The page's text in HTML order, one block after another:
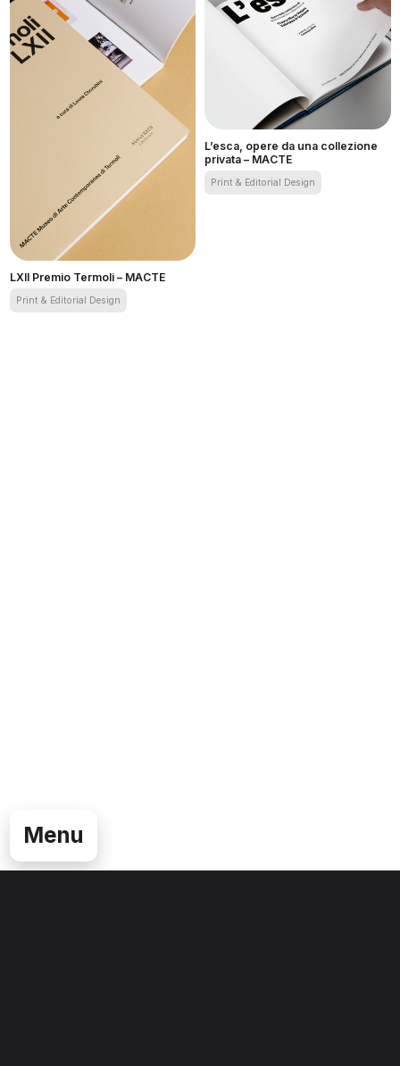
Menu
LXII Premio Termoli – MACTE
Print & Editorial Design
L’esca, opere da una collezione
privata – MACTE
Print & Editorial Design